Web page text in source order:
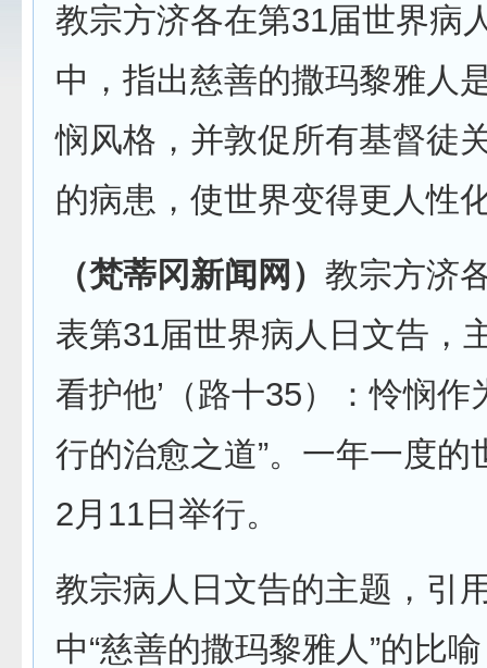
教宗方济各在第31届世界病
中，指出慈善的撒玛黎雅人
悯风格，并敦促所有基督徒
的病患，使世界变得更人性
（梵蒂冈新闻网） 教宗方济
表第31届世界病人日文告，
看护他’（路十35）：怜悯作
行的治愈之道”。一年一度的
2月11日举行。
教宗病人日文告的主题，引
中“慈善的撒玛黎雅人”的比